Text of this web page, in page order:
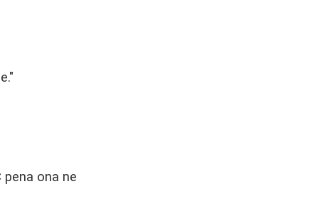
ona ne